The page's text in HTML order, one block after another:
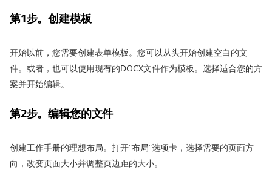
第1步。创建模板
开始以前，您需要创建表单模板。您可以从头开始创建空白的文
件。或者，也可以使用现有的DOCX文件作为模板。选择适合您的方
案并开始编辑。
第2步。编辑您的文件
创建工作手册的理想布局。打开”布局”选项卡，选择需要的页面方
向，改变页面大小并调整页边距的大小。